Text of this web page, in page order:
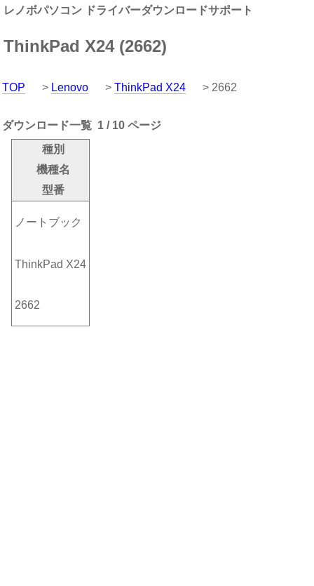
レノボパソコン ドライバーダウンロードサポート
ThinkPad X24 (2662)
TOP > Lenovo > ThinkPad X24 > 2662
ダウンロード一覧 1 / 10 ページ
種別
機種名
型番
ノートブック
ThinkPad X24
2662